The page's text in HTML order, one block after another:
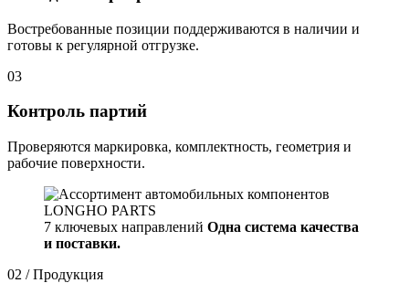
Востребованные позиции поддерживаются в наличии и
готовы к регулярной отгрузке.
03
Контроль партий
Проверяются маркировка, комплектность, геометрия и
рабочие поверхности.
7 ключевых направлений Одна система качества
и поставки.
02 / Продукция